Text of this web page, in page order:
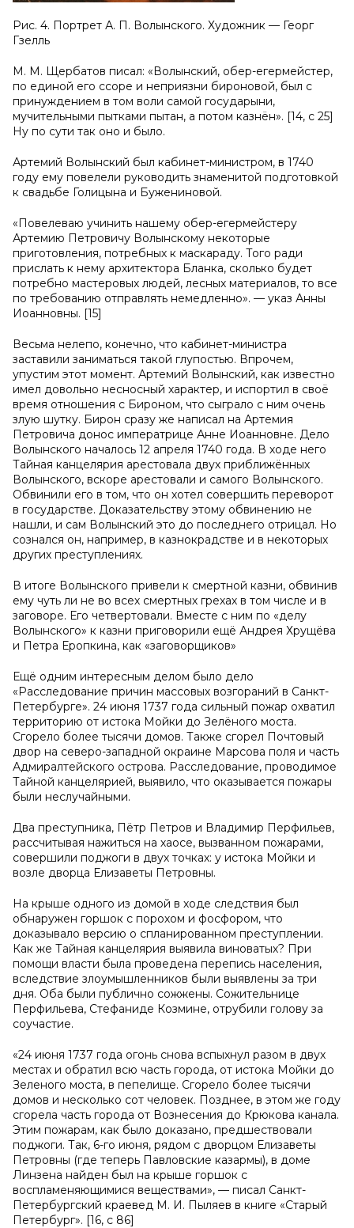
Рис. 4. Портрет А. П. Волынского. Художник — Георг
Гзелль
М. М. Щербатов писал: «Волынский, обер-егермейстер,
по единой его ссоре и неприязни бироновой, был с
принуждением в том воли самой государыни,
мучительными пытками пытан, а потом казнён». [14, с 25]
Ну по сути так оно и было.
Артемий Волынский был кабинет-министром, в 1740
году ему повелели руководить знаменитой подготовкой
к свадьбе Голицына и Бужениновой.
«Повелеваю учинить нашему обер-егермейстеру
Артемию Петровичу Волынскому некоторые
приготовления, потребных к маскараду. Того ради
прислать к нему архитектора Бланка, сколько будет
потребно мастеровых людей, лесных материалов, то все
по требованию отправлять немедленно». — указ Анны
Иоанновны. [15]
Весьма нелепо, конечно, что кабинет-министра
заставили заниматься такой глупостью. Впрочем,
упустим этот момент. Артемий Волынский, как известно
имел довольно несносный характер, и испортил в своё
время отношения с Бироном, что сыграло с ним очень
злую шутку. Бирон сразу же написал на Артемия
Петровича донос императрице Анне Иоанновне. Дело
Волынского началось 12 апреля 1740 года. В ходе него
Тайная канцелярия арестовала двух приближённых
Волынского, вскоре арестовали и самого Волынского.
Обвинили его в том, что он хотел совершить переворот
в государстве. Доказательству этому обвинению не
нашли, и сам Волынский это до последнего отрицал. Но
сознался он, например, в казнокрадстве и в некоторых
других преступлениях.
В итоге Волынского привели к смертной казни, обвинив
ему чуть ли не во всех смертных грехах в том числе и в
заговоре. Его четвертовали. Вместе с ним по «делу
Волынского» к казни приговорили ещё Андрея Хрущёва
и Петра Еропкина, как «заговорщиков»
Ещё одним интересным делом было дело
«Расследование причин массовых возгораний в Санкт-
Петербурге». 24 июня 1737 года сильный пожар охватил
территорию от истока Мойки до Зелёного моста.
Сгорело более тысячи домов. Также сгорел Почтовый
двор на северо-западной окраине Марсова поля и часть
Адмиралтейского острова. Расследование, проводимое
Тайной канцелярией, выявило, что оказывается пожары
были неслучайными.
Два преступника, Пётр Петров и Владимир Перфильев,
рассчитывая нажиться на хаосе, вызванном пожарами,
совершили поджоги в двух точках: у истока Мойки и
возле дворца Елизаветы Петровны.
На крыше одного из домой в ходе следствия был
обнаружен горшок с порохом и фосфором, что
доказывало версию о спланированном преступлении.
Как же Тайная канцелярия выявила виноватых? При
помощи власти была проведена перепись населения,
вследствие злоумышленников были выявлены за три
дня. Оба были публично сожжены. Сожительнице
Перфильева, Стефаниде Козмине, отрубили голову за
соучастие.
«24 июня 1737 года огонь снова вспыхнул разом в двух
местах и обратил всю часть города, от истока Мойки до
Зеленого моста, в пепелище. Сгорело более тысячи
домов и несколько сот человек. Позднее, в этом же году
сгорела часть города от Вознесения до Крюкова канала.
Этим пожарам, как было доказано, предшествовали
поджоги. Так, 6-го июня, рядом с дворцом Елизаветы
Петровны (где теперь Павловские казармы), в доме
Линзена найден был на крыше горшок с
воспламеняющимися веществами», — писал Санкт-
Петербургский краевед М. И. Пыляев в книге «Старый
Петербург». [16, с 86]